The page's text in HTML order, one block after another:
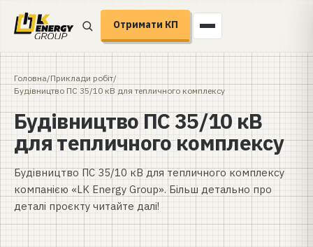
Отримати КП
Головна/Приклади робіт/
Будівництво ПС 35/10 кВ для тепличного комплексу
Будівництво ПС 35/10 кВ
для тепличного комплексу
Будівництво ПС 35/10 кВ для тепличного комплексу
компанією «LK Energy Group». Більш детально про
деталі проєкту читайте далі!